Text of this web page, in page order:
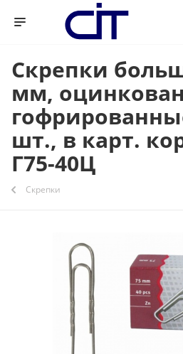
Скрепки
мм,
шт., в карт.
Г75-40Ц
Скрепки